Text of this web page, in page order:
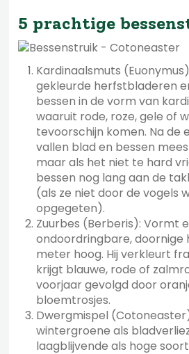
5 prachtige
Kardinaalsmuts
gekleurde herfstbladeren
bessen in de vorm van
waaruit rode, roze, gele of
tevoorschijn komen. Na de
vallen blad en bessen
maar als het niet te hard
bessen nog lang aan de
(als ze niet door de vogels
opgegeten).
Zuurbes (Berberis): Vormt
ondoordringbare, doornige
meter hoog. Hij verkleurt
krijgt blauwe, rode of
voorjaar gevolgd door
bloemtrosjes.
Dwergmispel
wintergroene als
laagblijvende als hoge